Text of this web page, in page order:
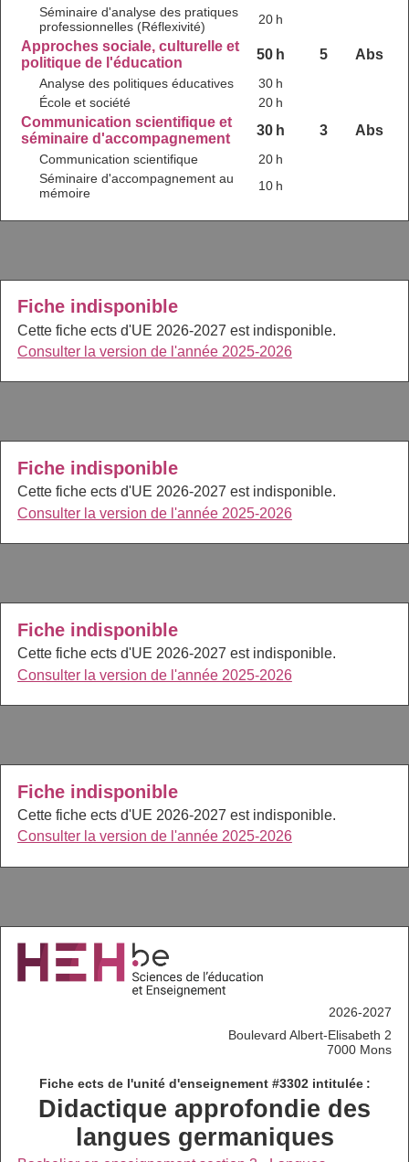
Séminaire d'analyse des pratiques
professionnelles (Réflexivité)
20 h
Approches sociale, culturelle et
politique de l'éducation
50 h 5 Abs
Analyse des politiques éducatives
30 h
École et société
20 h
Communication scientifique et
séminaire d'accompagnement
30 h 3 Abs
Communication scientifique
20 h
Séminaire d'accompagnement au
mémoire
10 h
Fiche indisponible
Cette fiche ects d'UE 2026-2027 est indisponible.
Consulter la version de l'année 2025-2026
Fiche indisponible
Cette fiche ects d'UE 2026-2027 est indisponible.
Consulter la version de l'année 2025-2026
Fiche indisponible
Cette fiche ects d'UE 2026-2027 est indisponible.
Consulter la version de l'année 2025-2026
Fiche indisponible
Cette fiche ects d'UE 2026-2027 est indisponible.
Consulter la version de l'année 2025-2026
2026-2027
Boulevard Albert-Elisabeth 2
7000 Mons
Fiche ects de l'unité d'enseignement #3302 intitulée :
Didactique approfondie des
langues germaniques